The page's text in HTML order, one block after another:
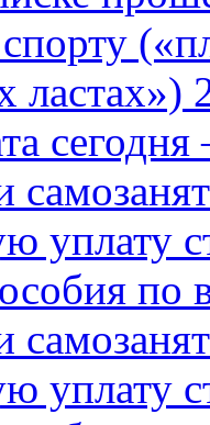
ластах»)
уплату
по
уплату